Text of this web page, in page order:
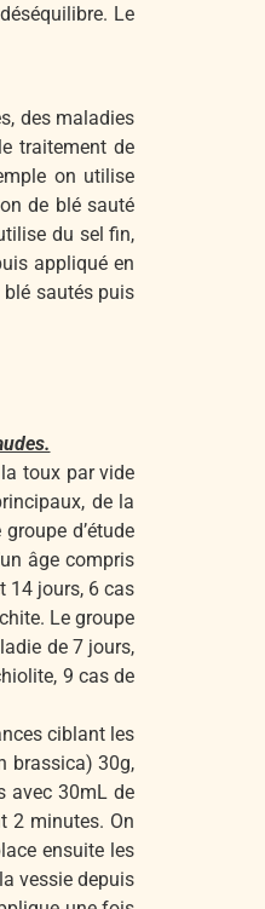
Le
des maladies
traitement de
on utilise
de blé sauté
du sel fin,
appliqué en
sautés puis
toux par vide
de la
d’étude
âge compris
14 jours, 6 cas
Le groupe
de 7 jours,
9 cas de
ciblant les
brassica) 30g,
avec 30mL de
2 minutes. On
ensuite les
vessie depuis